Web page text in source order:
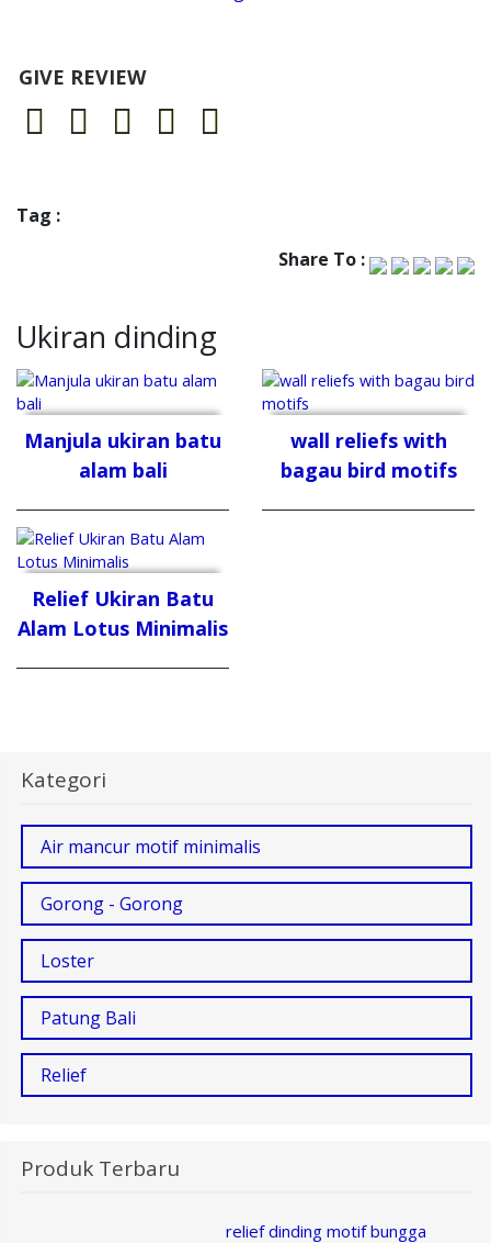
GIVE REVIEW
Tag :
Share To :
Ukiran dinding
Manjula ukiran batu
alam bali
wall reliefs with
bagau bird motifs
Relief Ukiran Batu
Alam Lotus Minimalis
Kategori
Air mancur motif minimalis
Gorong - Gorong
Loster
Patung Bali
Relief
Produk Terbaru
relief dinding motif bungga